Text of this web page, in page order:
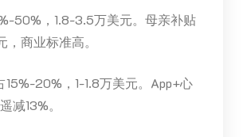
50%，1.8-3.5万美元。母亲补贴
商业标准高。
15%-20%，1-1.8万美元。App+心
减13%。